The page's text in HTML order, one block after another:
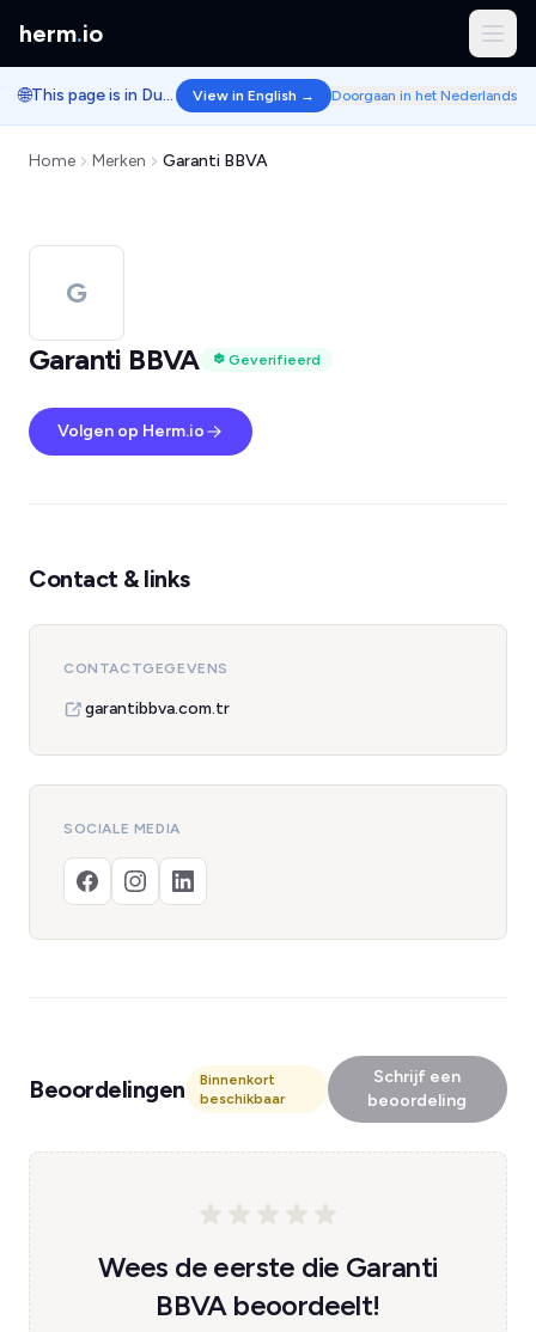
herm.io
🌐 This page is in Dutch. View in English → Doorgaan in het Nederlands
Home Merken Garanti BBVA
G
Garanti BBVA
Geverifieerd
Volgen op Herm.io
Contact & links
CONTACTGEGEVENS
garantibbva.com.tr
SOCIALE MEDIA
Beoordelingen
Binnenkort
beschikbaar
Schrijf een
beoordeling
Wees de eerste die Garanti
BBVA beoordeelt!